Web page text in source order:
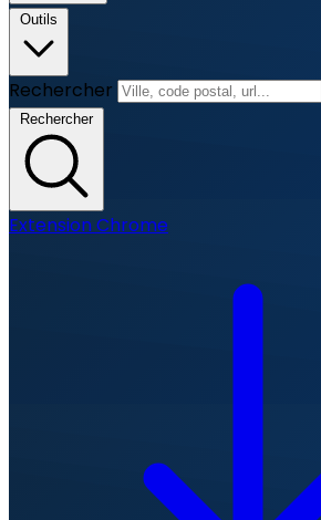
Outils
Rechercher
Rechercher
Extension Chrome